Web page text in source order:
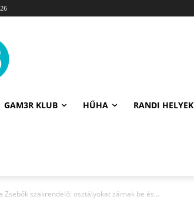
GAM3R KLUB HŰHA RANDI HELYEK
Zsebők szakrendelő: osztályokat zárnak be és...